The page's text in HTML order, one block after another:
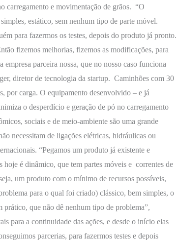
carregamento e movimentação de grãos. “O
estático, sem nenhum tipo de parte móvel.
para fazermos os testes, depois do produto já pronto.
fizemos melhorias, fizemos as modificações, para
parceira nossa, que no nosso caso funciona
diretor de tecnologia da startup. Caminhões com 30
por carga. O equipamento desenvolvido – e já
o desperdício e geração de pó no carregamento
sociais e de meio-ambiente são uma grande
necessitam de ligações elétricas, hidráulicas ou
“Pegamos um produto já existente e
é dinâmico, que tem partes móveis e correntes de
um produto com o mínimo de recursos possíveis,
para o qual foi criado) clássico, bem simples, o
que não dê nenhum tipo de problema”,
para a continuidade das ações, e desde o início elas
parcerias, para fazermos testes e depois